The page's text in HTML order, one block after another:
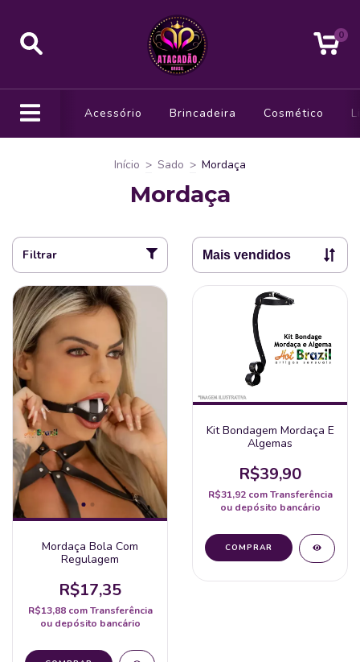
0
Acessório Brincadeira Cosmético
Início > Sado > Mordaça
Mordaça
Filtrar
Mordaça Bola Com
Regulagem
R$17,35
R$13,88 com Transferência
ou depósito bancário
Kit Bondagem Mordaça E
Algemas
R$39,90
R$31,92 com Transferência
ou depósito bancário